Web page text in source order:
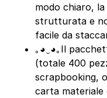
modo chiaro,
strutturata e
facile da
｡◕‿◕｡Il
(totale 400
scrapbooking,
carta materiale